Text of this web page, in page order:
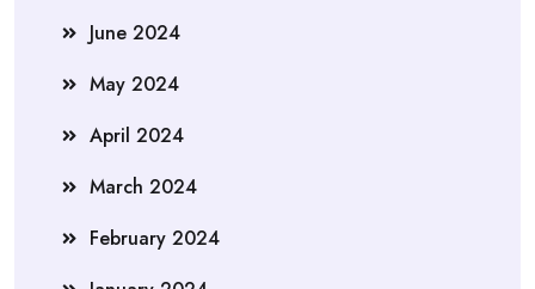
June 2024
May 2024
April 2024
March 2024
February 2024